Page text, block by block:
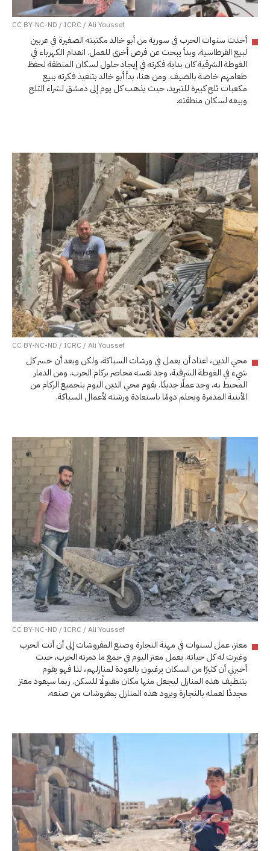
CC BY-NC-ND / ICRC / Ali Youssef
أخذت سنوات الحرب في سورية من أبو خالد مكتبته الصغيرة في عربين
لبيع القرطاسية. وبدأ يبحث عن فرص أخرى للعمل. انعدام الكهرباء في
الغوطة الشرقية كان بداية فكرته في إيجاد حلول لسكان المنطقة لحفظ
طعامهم خاصة بالصيف. ومن هنا، بدأ أبو خالد بتنفيذ فكرته ببيع
مكعبات ثلج كبيرة للتبريد، حيث يذهب كل يوم إلى دمشق لشراء الثلج
وبيعه لسكان منطقته.
CC BY-NC-ND / ICRC / Ali Youssef
محي الدين، اعتاد أن يعمل في ورشات السباكة، ولكن وبعد أن خسر كل
شيء في الغوطة الشرقية، وجد نفسه محاصر بركام الحرب. ومن الدمار
المحيط به، وجد عملًا جديدًا. يقوم محي الدين اليوم بتجميع الركام من
الأبنية المدمرة ويحلم دومًا باستعادة ورشته لأعمال السباكة.
CC BY-NC-ND / ICRC / Ali Youssef
معتز، عمل لسنوات في مهنة النجارة وصنع المفروشات إلى أن أتت الحرب
وغيرت له كل حياته. يعمل معتز اليوم في جمع ما دمرته الحرب، حيث
أخبرني أن كثيرًا من السكان يرغبون بالعودة لمنازلهم، لذا فهو يقوم
بتنظيف هذه المنازل ليجعل منها مكان مقبولًا للسكن. ربما سيعود معتز
مجددًا لعمله بالنجارة ويزود هذه المنازل بمفروشات من صنعه.